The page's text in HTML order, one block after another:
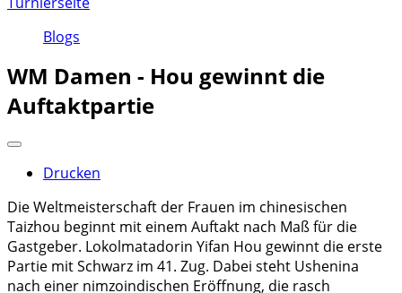
Blogs
WM Damen - Hou gewinnt die
Auftaktpartie
Drucken
Die Weltmeisterschaft der Frauen im chinesischen
Taizhou beginnt mit einem Auftakt nach Maß für die
Gastgeber. Lokolmatadorin Yifan Hou gewinnt die erste
Partie mit Schwarz im 41. Zug. Dabei steht Ushenina
nach einer nimzoindischen Eröffnung, die rasch